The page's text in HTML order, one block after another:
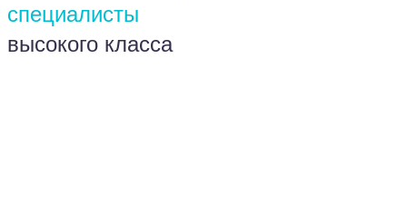
специалисты
высокого класса